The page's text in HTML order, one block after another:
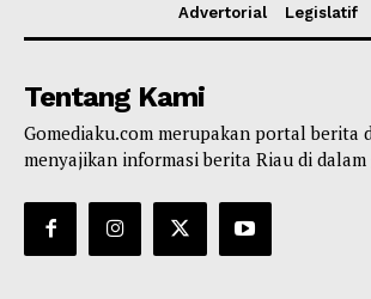
Advertorial
Legislatif
Tentang Kami
Gomediaku.com merupakan portal berita
menyajikan informasi berita Riau di dalam